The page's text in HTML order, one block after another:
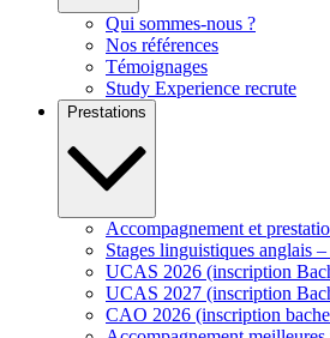
Qui sommes-nous ?
Nos références
Témoignages
Study Experience recrute
Prestations
Accompagnement et
Stages linguistiques anglais
UCAS 2026 (inscription
UCAS 2027 (inscription
CAO 2026 (inscription